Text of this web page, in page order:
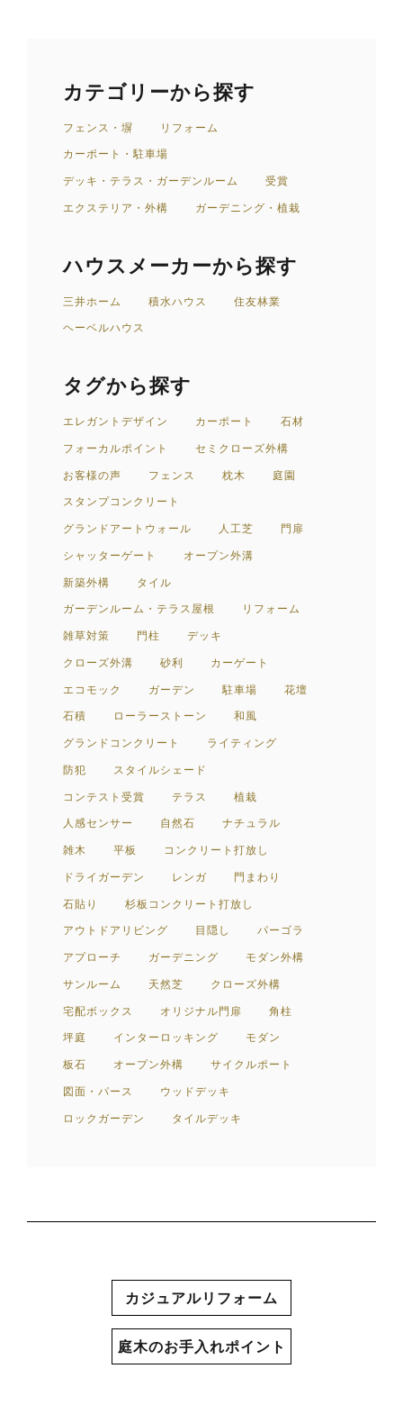
カテゴリーから探す
フェンス・塀 リフォーム
カーポート・駐車場
デッキ・テラス・ガーデンルーム 受賞
エクステリア・外構 ガーデニング・植栽
ハウスメーカーから探す
三井ホーム 積水ハウス 住友林業
ヘーベルハウス
タグから探す
エレガントデザイン カーポート 石材
フォーカルポイント セミクローズ外構
お客様の声 フェンス 枕木 庭園
スタンプコンクリート
グランドアートウォール 人工芝 門扉
シャッターゲート オープン外溝
新築外構 タイル
ガーデンルーム・テラス屋根 リフォーム
雑草対策 門柱 デッキ
クローズ外溝 砂利 カーゲート
エコモック ガーデン 駐車場 花壇
石積 ローラーストーン 和風
グランドコンクリート ライティング
防犯 スタイルシェード
コンテスト受賞 テラス 植栽
人感センサー 自然石 ナチュラル
雑木 平板 コンクリート打放し
ドライガーデン レンガ 門まわり
石貼り 杉板コンクリート打放し
アウトドアリビング 目隠し パーゴラ
アプローチ ガーデニング モダン外構
サンルーム 天然芝 クローズ外構
宅配ボックス オリジナル門扉 角柱
坪庭 インターロッキング モダン
板石 オープン外構 サイクルポート
図面・パース ウッドデッキ
ロックガーデン タイルデッキ
カジュアルリフォーム
庭木のお手入れポイント